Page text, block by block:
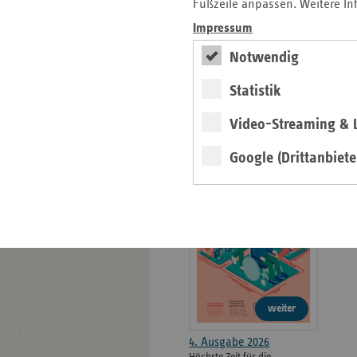
Fußzeile anpassen. Weitere
Impressum
Notwendig
Statistik
Video-Streaming &
Google
Informationen
Der vdek
Karriere
Die GKV
ePaper
weiter
4. Ausgabe 2026